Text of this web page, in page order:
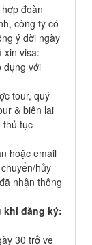
đoàn
công ty có
ý dời ngày
xin visa:
dụng với
tour, quý
& biên lai
thủ tục
hoặc email
hủy
nhận thông
khi đăng ký:
30 trở về